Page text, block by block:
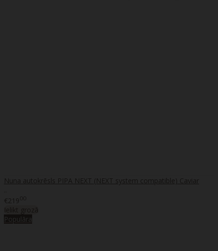
Nuna autokrēsls PIPA NEXT (NEXT system compatible) Caviar
€21900
Ielikt grozā
Populāra